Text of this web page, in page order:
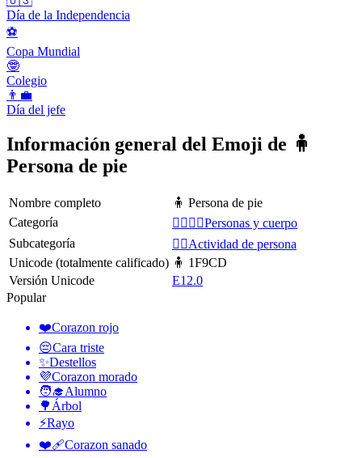
Día de la Independencia
⚽️
Copa Mundial
🤓
Colegio
👨‍💼
Día del jefe
Información general del Emoji de 🧍
Persona de pie
Nombre completo
🧍 Persona de pie
Categoría
👩‍❤️‍💋‍👨Personas y cuerpo
Subcategoría
💆‍♂️Actividad de persona
Unicode (totalmente calificado) 🧍 1F9CD
Versión Unicode
E12.0
Popular
❤️Corazon rojo
😔Cara triste
✨Destellos
💜Corazon morado
🧑‍🎓Alumno
🌳 Árbol
⚡Rayo
❤️‍🩹Corazon sanado